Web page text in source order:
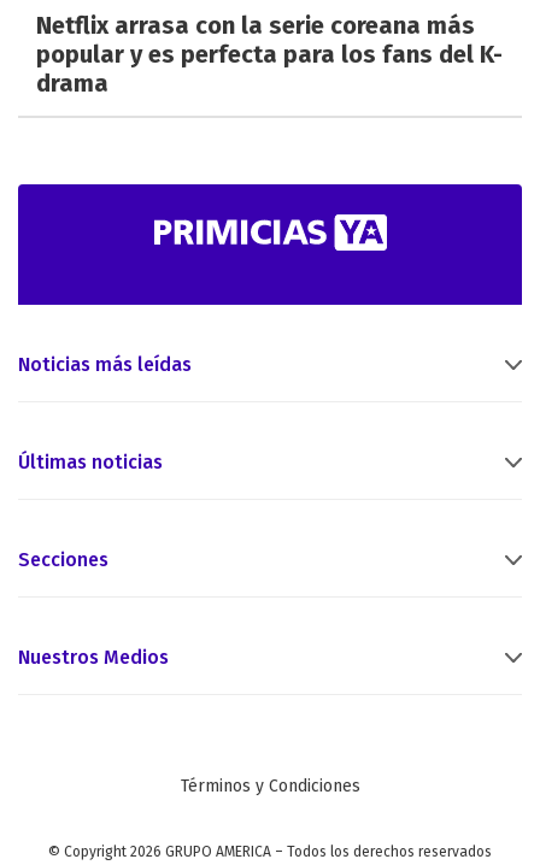
Netflix arrasa con la serie coreana más
popular y es perfecta para los fans del K-
drama
Noticias más leídas
Últimas noticias
Secciones
Nuestros Medios
Términos y Condiciones
© Copyright 2026 GRUPO AMERICA – Todos los derechos reservados